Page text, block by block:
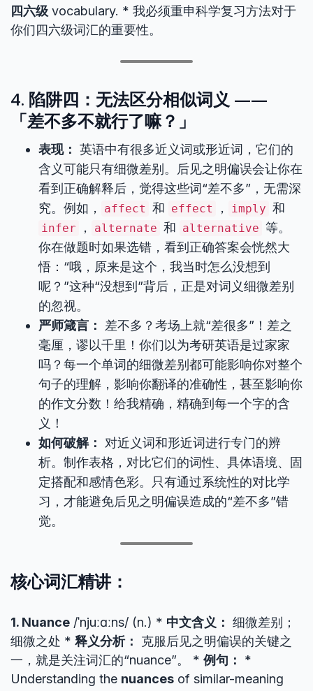
四六级 vocabulary. * 我必须重申科学复习方法对于
你们四六级词汇的重要性。
4. 陷阱四：无法区分相似词义 ——
「差不多不就行了嘛？」
表现： 英语中有很多近义词或形近词，它们的
含义可能只有细微差别。后见之明偏误会让你在
看到正确解释后，觉得这些词“差不多”，无需深
究。例如，
affect 和 effect ， imply 和
infer ， alternate 和 alternative 等。
你在做题时如果选错，看到正确答案会恍然大
悟：“哦，原来是这个，我当时怎么没想到
呢？”这种“没想到”背后，正是对词义细微差别
的忽视。
严师箴言：
差不多？考场上就“差很多”！差之
毫厘，谬以千里！你们以为考研英语是过家家
吗？每一个单词的细微差别都可能影响你对整个
句子的理解，影响你翻译的准确性，甚至影响你
的作文分数！给我精确，精确到每一个字的含
义！
如何破解：
对近义词和形近词进行专门的辨
析。制作表格，对比它们的词性、具体语境、固
定搭配和感情色彩。只有通过系统性的对比学
习，才能避免后见之明偏误造成的“差不多”错
觉。
核心词汇精讲：
1. Nuance /ˈnjuːɑːns/ (n.) * 中文含义： 细微差别；
细微之处 * 释义分析：
克服后见之明偏误的关键之
一，就是关注词汇的“nuance”。 * 例句：
*
Understanding the nuances of similar-meaning